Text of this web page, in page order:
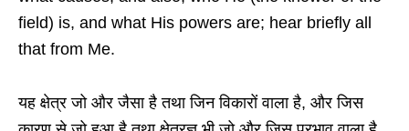
field) is, and what His powers are; hear briefly all
that from Me.
यह क्षेत्र जो और जैसा है तथा जिन विकारों वाला है, और जिस